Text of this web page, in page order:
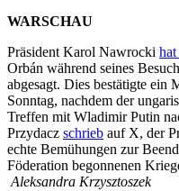
WARSCHAU
Präsident Karol Nawrocki hat
Orbán während seines
abgesagt. Dies bestätigte ein
Sonntag, nachdem der
Treffen mit Wladimir Putin
Przydacz schrieb auf X, der
echte Bemühungen zur
Föderation begonnenen
Aleksandra Krzysztoszek